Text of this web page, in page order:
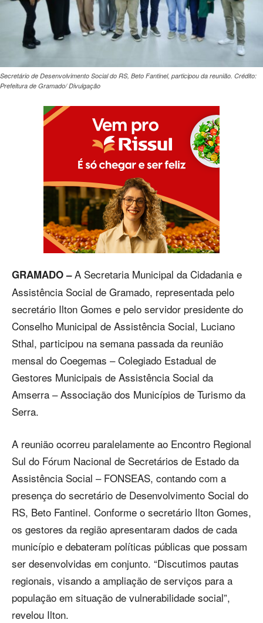
Secretário de Desenvolvimento Social do RS, Beto Fantinel, participou da reunião. Crédito:
Prefeitura de Gramado/ Divulgação
GRAMADO –A Secretaria Municipal da Cidadania e
Assistência Social de Gramado, representada pelo
secretário Ilton Gomes e pelo servidor presidente do
Conselho Municipal de Assistência Social, Luciano
Sthal, participou na semana passada da reunião
mensal do Coegemas – Colegiado Estadual de
Gestores Municipais de Assistência Social da
Amserra – Associação dos Municípios de Turismo da
Serra.
A reunião ocorreu paralelamente ao Encontro Regional
Sul do Fórum Nacional de Secretários de Estado da
Assistência Social – FONSEAS, contando com a
presença do secretário de Desenvolvimento Social do
RS, Beto Fantinel. Conforme o secretário Ilton Gomes,
os gestores da região apresentaram dados de cada
município e debateram políticas públicas que possam
ser desenvolvidas em conjunto. “Discutimos pautas
regionais, visando a ampliação de serviços para a
população em situação de vulnerabilidade social”,
revelou Ilton.